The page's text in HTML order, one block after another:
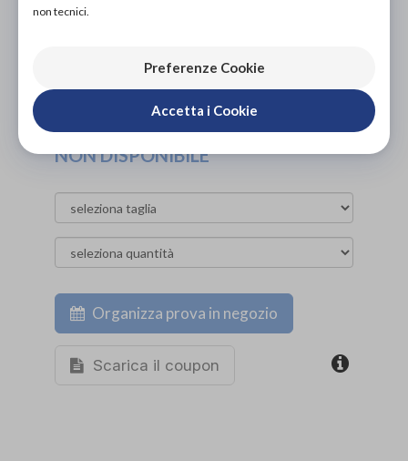
ACQUISTA ONLINE
NON DISPONIBILE
Organizza prova in negozio
Scarica il coupon
non tecnici.
Preferenze Cookie
Accetta i Cookie